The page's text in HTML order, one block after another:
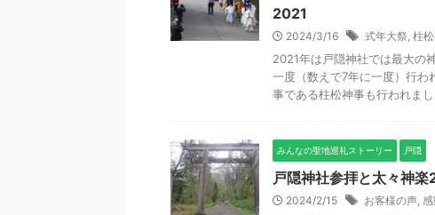
2021
2024/3/16 式年大祭, 柱
2021年は戸隠神社では最大の
一度（数えで7年に一度）行
事である柱松神事も行われま
みんなの聖地巡礼ストーリー 戸隠
戸隠神社参拝と太々神
2024/2/15 お客様の声,